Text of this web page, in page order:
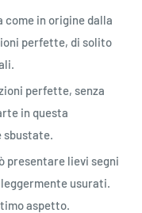
in origine dalla
perfette, di solito
perfette, senza
in questa
sbustate.
presentare lievi segni
usurati.
aspetto.